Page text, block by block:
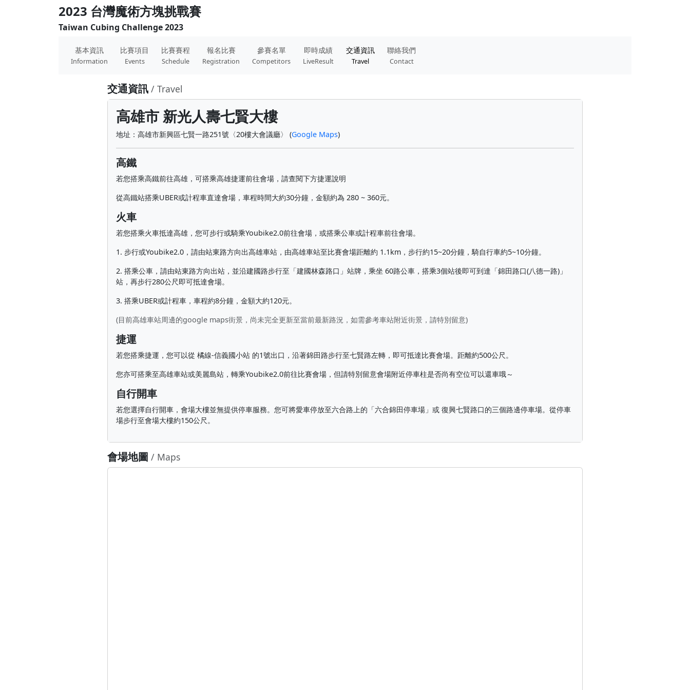
2023 台灣魔術方塊挑戰賽
Taiwan Cubing Challenge 2023
基本資訊
Information
比賽項目
Events
比賽賽程
Schedule
報名比賽
Registration
參賽名單
Competitors
即時成績
LiveResult
交通資訊
Travel
聯絡我們
Contact
交通資訊 / Travel
高雄市 新光人壽七賢大樓
地址：高雄市新興區七賢一路251號〈20樓大會議廳〉 (Google Maps)
高鐵
若您搭乘高鐵前往高雄，可搭乘高雄捷運前往會場，請查閱下方捷運說明
從高鐵站搭乘UBER或計程車直達會場，車程時間大約30分鐘，金額約為 280 ~ 360元。
火車
若您搭乘火車抵達高雄，您可步行或騎乘Youbike2.0前往會場，或搭乘公車或計程車前往會場。
1. 步行或Youbike2.0，請由站東路方向出高雄車站，由高雄車站至比賽會場距離約 1.1km，步行約15~20分鐘，騎自行車約5~10分鐘。
2. 搭乘公車，請由站東路方向出站，並沿建國路步行至「建國林森路口」站牌，乘坐 60路公車，搭乘3個站後即可到達「錦田路口(八德一路)」
站，再步行280公尺即可抵達會場。
3. 搭乘UBER或計程車，車程約8分鐘，金額大約120元。
(目前高雄車站周邊的google maps街景，尚未完全更新至當前最新路況，如需參考車站附近街景，請特別留意)
捷運
若您搭乘捷運，您可以從 橘線-信義國小站 的1號出口，沿著錦田路步行至七賢路左轉，即可抵達比賽會場。距離約500公尺。
您亦可搭乘至高雄車站或美麗島站，轉乘Youbike2.0前往比賽會場，但請特別留意會場附近停車柱是否尚有空位可以還車哦～
自行開車
若您選擇自行開車，會場大樓並無提供停車服務。您可將愛車停放至六合路上的「六合錦田停車場」或 復興七賢路口的三個路邊停車場。從停車
場步行至會場大樓約150公尺。
會場地圖 / Maps